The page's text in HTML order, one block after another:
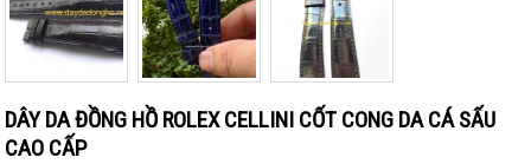
DÂY DA ĐỒNG HỒ ROLEX CELLINI CỐT CONG DA CÁ SẤU
CAO CẤP